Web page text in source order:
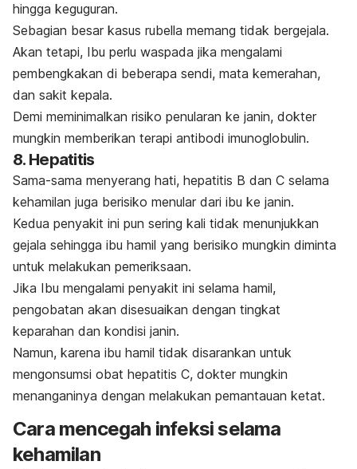
hingga keguguran.
Sebagian besar kasus rubella memang tidak bergejala.
Akan tetapi, Ibu perlu waspada jika mengalami
pembengkakan di beberapa sendi, mata kemerahan,
dan sakit kepala.
Demi meminimalkan risiko penularan ke janin, dokter
mungkin memberikan terapi antibodi imunoglobulin.
8. Hepatitis
Sama-sama menyerang hati, hepatitis B dan C selama
kehamilan juga berisiko menular dari ibu ke janin.
Kedua penyakit ini pun sering kali tidak menunjukkan
gejala sehingga ibu hamil yang berisiko mungkin diminta
untuk melakukan pemeriksaan.
Jika Ibu mengalami penyakit ini selama hamil,
pengobatan akan disesuaikan dengan tingkat
keparahan dan kondisi janin.
Namun, karena ibu hamil tidak disarankan untuk
mengonsumsi obat hepatitis C, dokter mungkin
menanganinya dengan melakukan pemantauan ketat.
Cara mencegah infeksi selama
kehamilan